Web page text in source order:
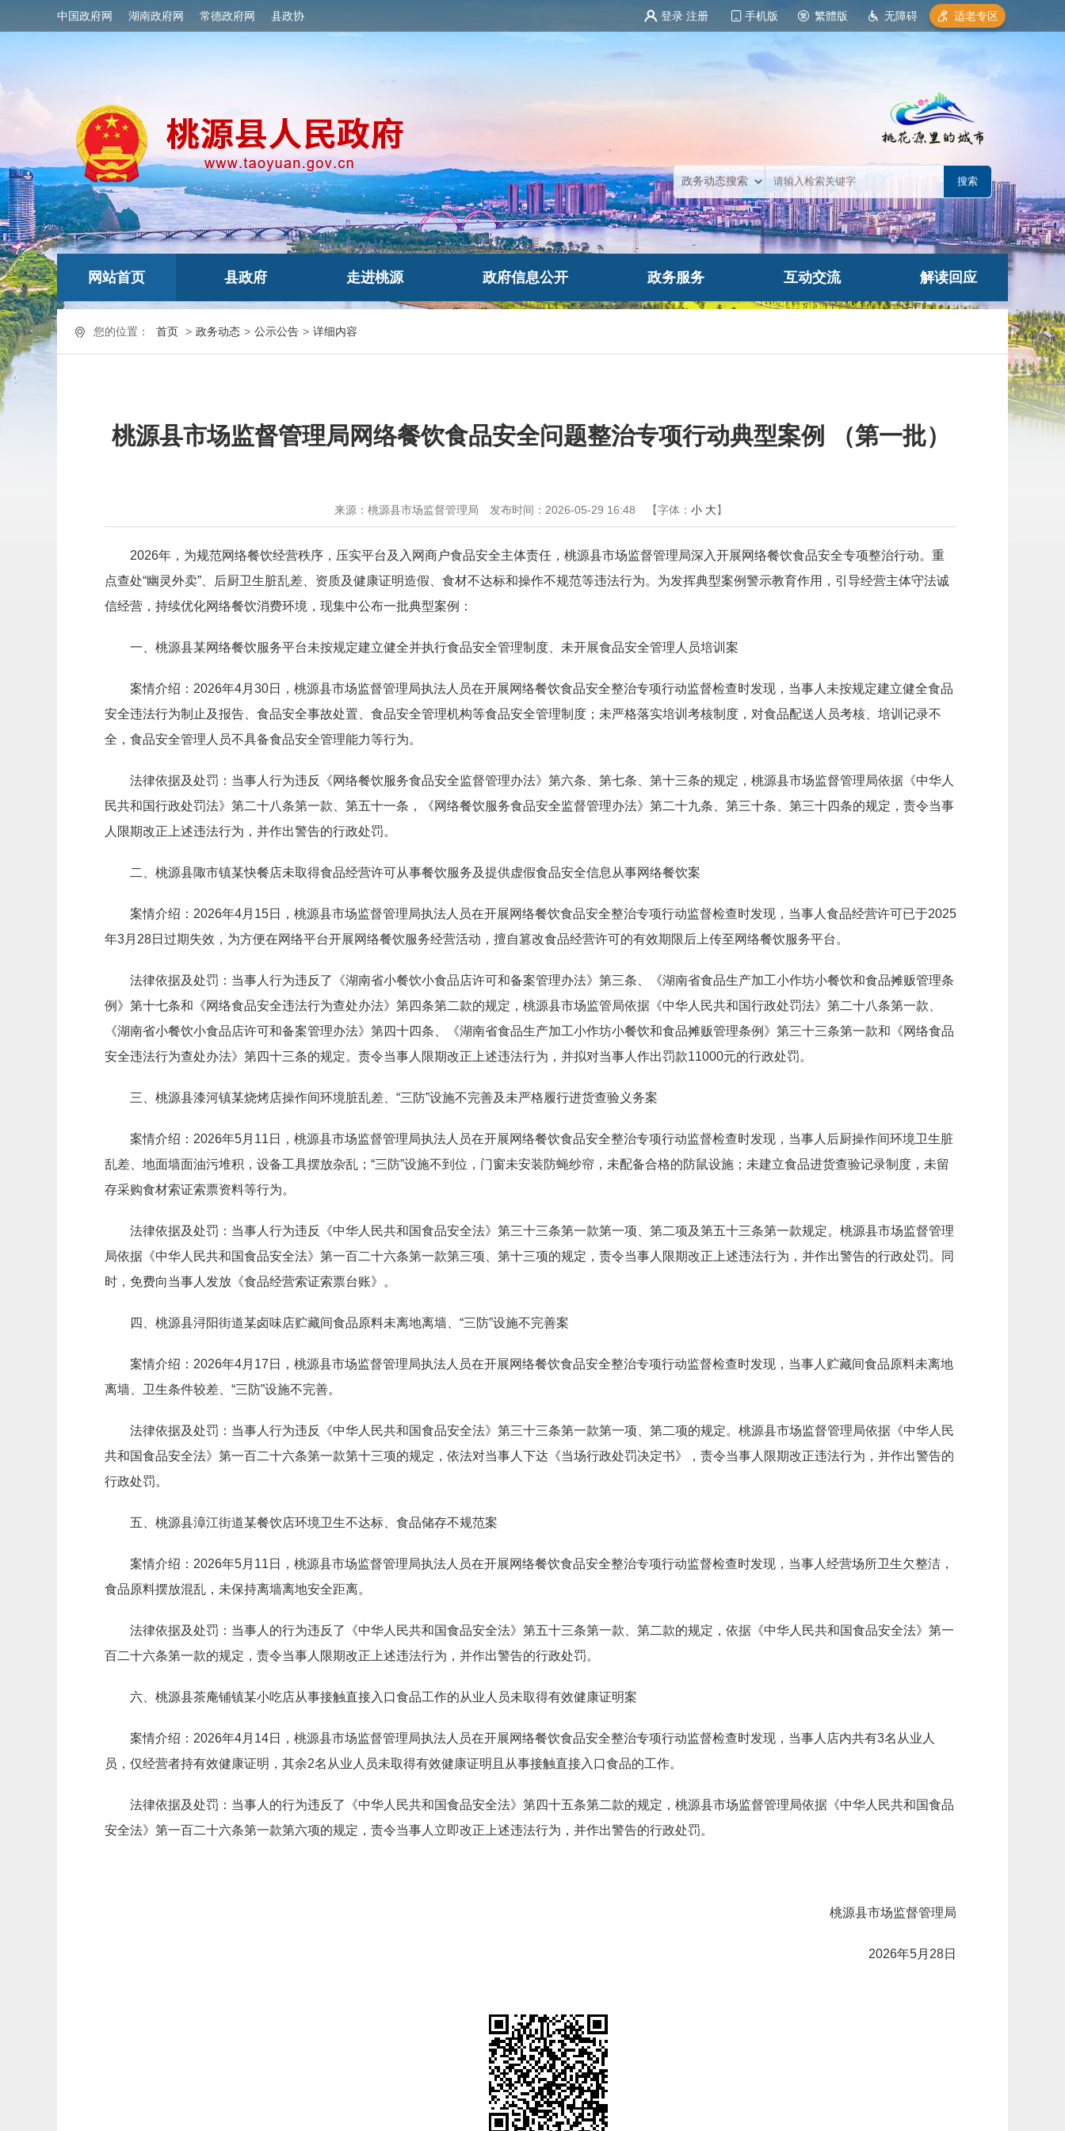
中国政府网 湖南政府网 常德政府网 县政协 登录 注册 手机版 繁體版 无障碍 适老专区
网站首页 县政府 走进桃源 政府信息公开 政务服务 互动交流 解读回应
您的位置： 首页 > 政务动态 > 公示公告 > 详细内容
桃源县市场监督管理局网络餐饮食品安全问题整治专项行动典型案例 （第一批）
来源：桃源县市场监督管理局 发布时间：2026-05-29 16:48 【字体： 小 大】
2026年，为规范网络餐饮经营秩序，压实平台及入网商户食品安全主体责任，桃源县市场监督管理局深入开展网络餐饮食品安全专项整治行动。重
点查处“幽灵外卖”、后厨卫生脏乱差、资质及健康证明造假、食材不达标和操作不规范等违法行为。为发挥典型案例警示教育作用，引导经营主体守法诚
信经营，持续优化网络餐饮消费环境，现集中公布一批典型案例：
一、桃源县某网络餐饮服务平台未按规定建立健全并执行食品安全管理制度、未开展食品安全管理人员培训案
案情介绍：2026年4月30日，桃源县市场监督管理局执法人员在开展网络餐饮食品安全整治专项行动监督检查时发现，当事人未按规定建立健全食品
安全违法行为制止及报告、食品安全事故处置、食品安全管理机构等食品安全管理制度；未严格落实培训考核制度，对食品配送人员考核、培训记录不
全，食品安全管理人员不具备食品安全管理能力等行为。
法律依据及处罚：当事人行为违反《网络餐饮服务食品安全监督管理办法》第六条、第七条、第十三条的规定，桃源县市场监督管理局依据《中华人
民共和国行政处罚法》第二十八条第一款、第五十一条，《网络餐饮服务食品安全监督管理办法》第二十九条、第三十条、第三十四条的规定，责令当事
人限期改正上述违法行为，并作出警告的行政处罚。
二、桃源县陬市镇某快餐店未取得食品经营许可从事餐饮服务及提供虚假食品安全信息从事网络餐饮案
案情介绍：2026年4月15日，桃源县市场监督管理局执法人员在开展网络餐饮食品安全整治专项行动监督检查时发现，当事人食品经营许可已于2025
年3月28日过期失效，为方便在网络平台开展网络餐饮服务经营活动，擅自篡改食品经营许可的有效期限后上传至网络餐饮服务平台。
法律依据及处罚：当事人行为违反了《湖南省小餐饮小食品店许可和备案管理办法》第三条、《湖南省食品生产加工小作坊小餐饮和食品摊贩管理条
例》第十七条和《网络食品安全违法行为查处办法》第四条第二款的规定，桃源县市场监管局依据《中华人民共和国行政处罚法》第二十八条第一款、
《湖南省小餐饮小食品店许可和备案管理办法》第四十四条、《湖南省食品生产加工小作坊小餐饮和食品摊贩管理条例》第三十三条第一款和《网络食品
安全违法行为查处办法》第四十三条的规定。责令当事人限期改正上述违法行为，并拟对当事人作出罚款11000元的行政处罚。
三、桃源县漆河镇某烧烤店操作间环境脏乱差、“三防”设施不完善及未严格履行进货查验义务案
案情介绍：2026年5月11日，桃源县市场监督管理局执法人员在开展网络餐饮食品安全整治专项行动监督检查时发现，当事人后厨操作间环境卫生脏
乱差、地面墙面油污堆积，设备工具摆放杂乱；“三防”设施不到位，门窗未安装防蝇纱帘，未配备合格的防鼠设施；未建立食品进货查验记录制度，未留
存采购食材索证索票资料等行为。
法律依据及处罚：当事人行为违反《中华人民共和国食品安全法》第三十三条第一款第一项、第二项及第五十三条第一款规定。桃源县市场监督管理
局依据《中华人民共和国食品安全法》第一百二十六条第一款第三项、第十三项的规定，责令当事人限期改正上述违法行为，并作出警告的行政处罚。同
时，免费向当事人发放《食品经营索证索票台账》。
四、桃源县浔阳街道某卤味店贮藏间食品原料未离地离墙、“三防”设施不完善案
案情介绍：2026年4月17日，桃源县市场监督管理局执法人员在开展网络餐饮食品安全整治专项行动监督检查时发现，当事人贮藏间食品原料未离地
离墙、卫生条件较差、“三防”设施不完善。
法律依据及处罚：当事人行为违反《中华人民共和国食品安全法》第三十三条第一款第一项、第二项的规定。桃源县市场监督管理局依据《中华人民
共和国食品安全法》第一百二十六条第一款第十三项的规定，依法对当事人下达《当场行政处罚决定书》，责令当事人限期改正违法行为，并作出警告的
行政处罚。
五、桃源县漳江街道某餐饮店环境卫生不达标、食品储存不规范案
案情介绍：2026年5月11日，桃源县市场监督管理局执法人员在开展网络餐饮食品安全整治专项行动监督检查时发现，当事人经营场所卫生欠整洁，
食品原料摆放混乱，未保持离墙离地安全距离。
法律依据及处罚：当事人的行为违反了《中华人民共和国食品安全法》第五十三条第一款、第二款的规定，依据《中华人民共和国食品安全法》第一
百二十六条第一款的规定，责令当事人限期改正上述违法行为，并作出警告的行政处罚。
六、桃源县茶庵铺镇某小吃店从事接触直接入口食品工作的从业人员未取得有效健康证明案
案情介绍：2026年4月14日，桃源县市场监督管理局执法人员在开展网络餐饮食品安全整治专项行动监督检查时发现，当事人店内共有3名从业人
员，仅经营者持有效健康证明，其余2名从业人员未取得有效健康证明且从事接触直接入口食品的工作。
法律依据及处罚：当事人的行为违反了《中华人民共和国食品安全法》第四十五条第二款的规定，桃源县市场监督管理局依据《中华人民共和国食品
安全法》第一百二十六条第一款第六项的规定，责令当事人立即改正上述违法行为，并作出警告的行政处罚。
桃源县市场监督管理局
2026年5月28日